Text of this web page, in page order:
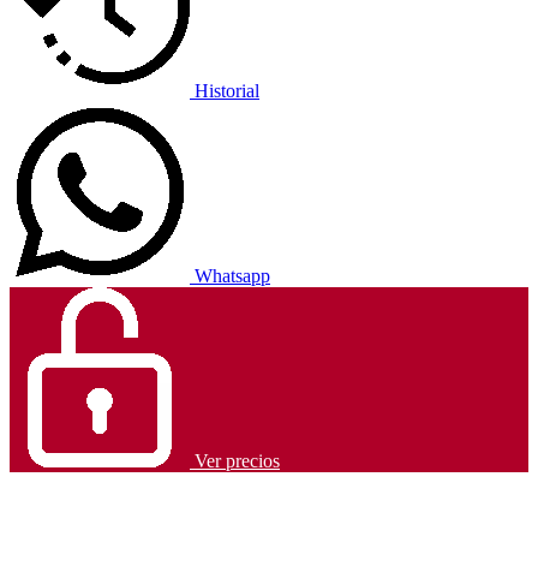
Historial
Whatsapp
Ver precios